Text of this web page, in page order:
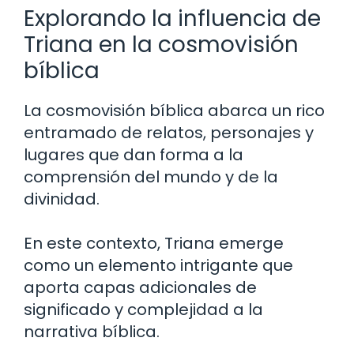
Explorando la influencia de
Triana en la cosmovisión
bíblica
La cosmovisión bíblica abarca un rico
entramado de relatos, personajes y
lugares que dan forma a la
comprensión del mundo y de la
divinidad.
En este contexto, Triana emerge
como un elemento intrigante que
aporta capas adicionales de
significado y complejidad a la
narrativa bíblica.